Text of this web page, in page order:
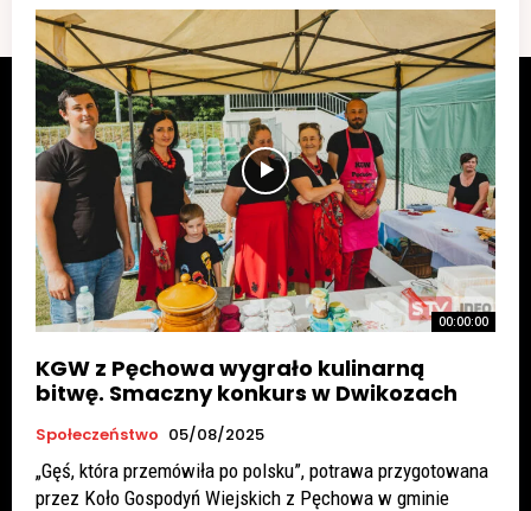
00:00:00
KGW z Pęchowa wygrało kulinarną
bitwę. Smaczny konkurs w Dwikozach
Społeczeństwo 05/08/2025
„Gęś, która przemówiła po polsku”, potrawa przygotowana
przez Koło Gospodyń Wiejskich z Pęchowa w gminie